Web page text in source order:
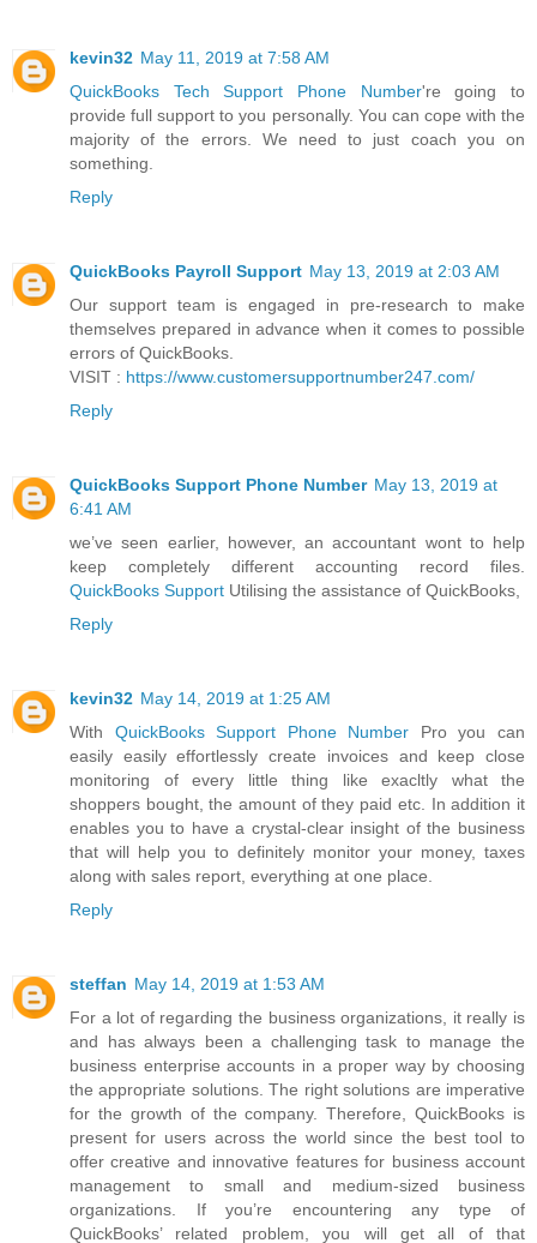
kevin32 May 11, 2019 at 7:58 AM
QuickBooks Tech Support Phone Number're going to
provide full support to you personally. You can cope with the
majority of the errors. We need to just coach you on
something.
Reply
QuickBooks Payroll Support May 13, 2019 at 2:03 AM
Our support team is engaged in pre-research to make
themselves prepared in advance when it comes to possible
errors of QuickBooks.
VISIT : https://www.customersupportnumber247.com/
Reply
QuickBooks Support Phone Number May 13, 2019 at
6:41 AM
we’ve seen earlier, however, an accountant wont to help
keep completely different accounting record files.
QuickBooks Support Utilising the assistance of QuickBooks,
Reply
kevin32 May 14, 2019 at 1:25 AM
With QuickBooks Support Phone Number Pro you can
easily easily effortlessly create invoices and keep close
monitoring of every little thing like exacltly what the
shoppers bought, the amount of they paid etc. In addition it
enables you to have a crystal-clear insight of the business
that will help you to definitely monitor your money, taxes
along with sales report, everything at one place.
Reply
steffan May 14, 2019 at 1:53 AM
For a lot of regarding the business organizations, it really is
and has always been a challenging task to manage the
business enterprise accounts in a proper way by choosing
the appropriate solutions. The right solutions are imperative
for the growth of the company. Therefore, QuickBooks is
present for users across the world since the best tool to
offer creative and innovative features for business account
management to small and medium-sized business
organizations. If you’re encountering any type of
QuickBooks’ related problem, you will get all of that